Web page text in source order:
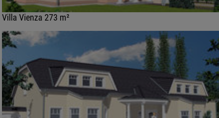
Villa Vienza 273 m²